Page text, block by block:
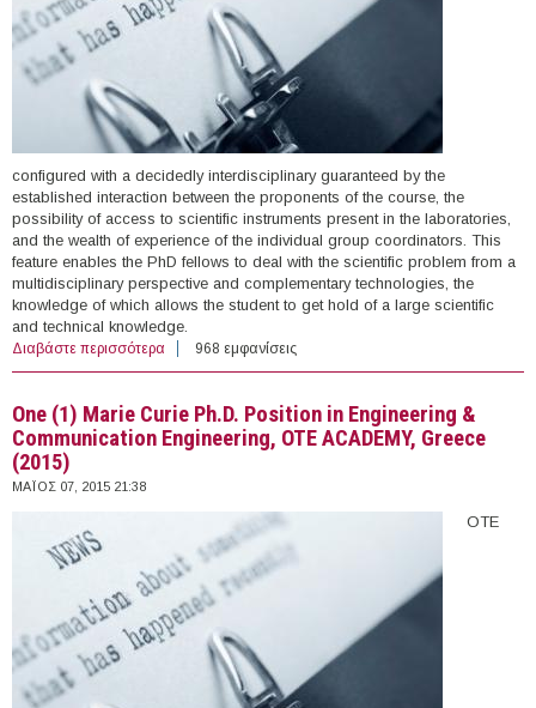
configured with a decidedly interdisciplinary guaranteed by the
established interaction between the proponents of the course, the
possibility of access to scientific instruments present in the laboratories,
and the wealth of experience of the individual group coordinators. This
feature enables the PhD fellows to deal with the scientific problem from a
multidisciplinary perspective and complementary technologies, the
knowledge of which allows the student to get hold of a large scientific
and technical knowledge.
Διαβάστε περισσότερα για Four (4) PhD Scholarships in Biological Sciences,
Scuola Superiore IUSS, Italy (2015-2016)
968 εμφανίσεις
One (1) Marie Curie Ph.D. Position in Engineering &
Communication Engineering, OTE ACADEMY, Greece
(2015)
ΜΆΙΟΣ 07, 2015 21:38
OTE